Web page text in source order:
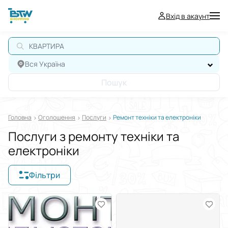
Вхід в акаунт
А
Вся Україна
Пошук
Головна Оголошення Послуги Ремонт техніки та електроніки
Послуги з ремонту техніки та
електроніки
Фільтри
Відображати в $€
Сортувати за